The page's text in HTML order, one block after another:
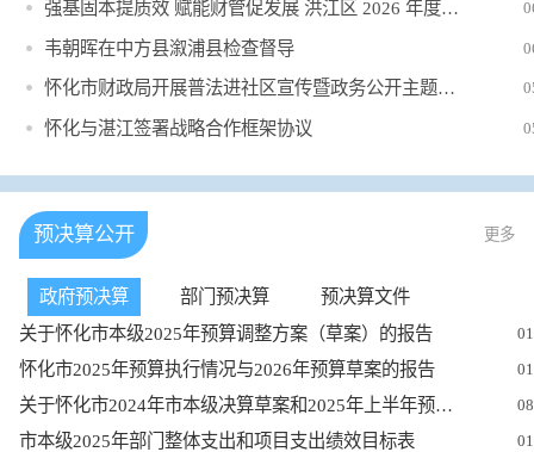
强基固本提质效 赋能财管促发展 洪江区 2026 年度财政业务专题...
​韦朝晖在中方县溆浦县检查督导
怀化市财政局开展普法进社区宣传暨政务公开主题日活动
怀化与湛江签署战略合作框架协议
预决算公开 更多
政府预决算 部门预决算
预决算文件
关于怀化市本级2025年预算调整方案（草案）的报告
怀化市2025年预算执行情况与2026年预算草案的报告
关于怀化市2024年市本级决算草案和2025年上半年预算执行情况与零...
市本级2025年部门整体支出和项目支出绩效目标表